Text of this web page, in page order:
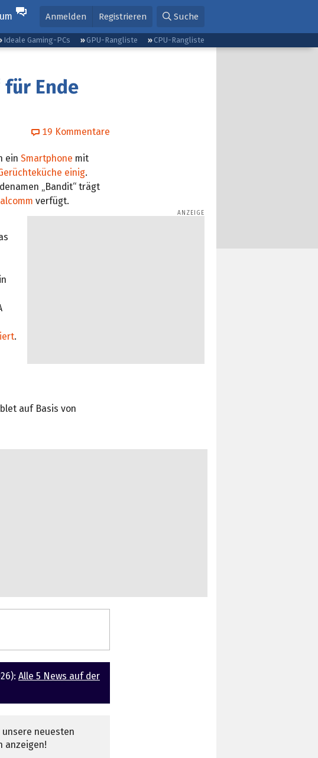
Anmelden Registrieren Suche
Ideale Gaming-PCs GPU-Rangliste CPU-Rangliste
Ende
19 Kommentare
ein Smartphone mit
einig.
„Bandit“ trägt
verfügt.
.
auf Basis von
Alle 5 News auf der
unsere neuesten
anzeigen!